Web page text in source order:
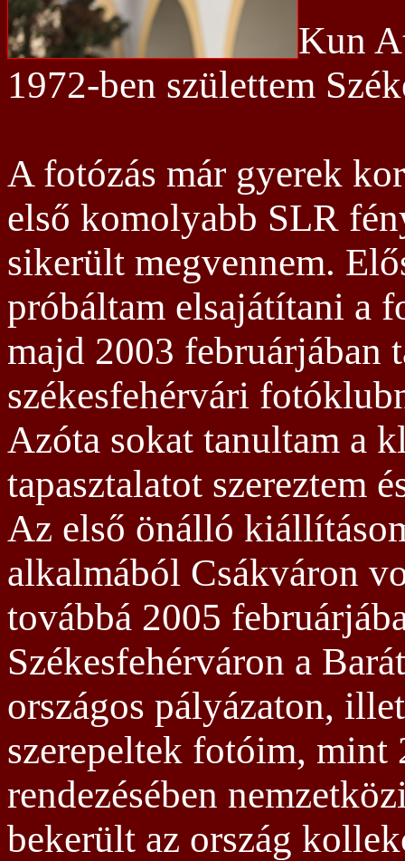
4/2: Portré és modell
4/3: Tárgyfotózás
4/4: Enteriör fotózás
Kun
1972-ben születtem
A fotózás már gyerek
első komolyabb SLR
sikerült megvennem.
próbáltam elsajátítani a
majd 2003 februárjában
székesfehérvári
Azóta sokat tanultam a
tapasztalatot szereztem
Az első önálló
alkalmából Csákváron
továbbá 2005
Székesfehérváron a
országos pályázaton,
szerepeltek fotóim, mint
rendezésében
bekerült az ország